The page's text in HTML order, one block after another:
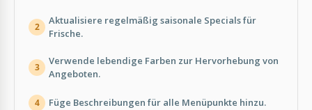
2
Aktualisiere regelmäßig saisonale Specials für
Frische.
3
Verwende lebendige Farben zur Hervorhebung von
Angeboten.
4 Füge Beschreibungen für alle Menüpunkte hinzu.